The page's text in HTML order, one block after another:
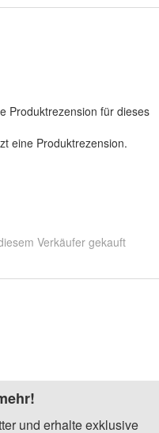
Produktrezension für dieses
eine Produktrezension.
Verkäufer gekauft
und erhalte exklusive